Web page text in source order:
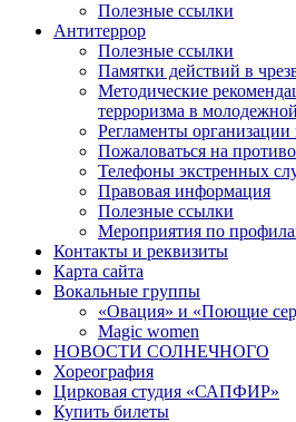
Полезные ссылки
Антитеррор
Полезные ссылки
Памятки действий в
Методические
терроризма в
Регламенты организации
Пожаловаться на
Телефоны экстренных
Правовая информация
Полезные ссылки
Мероприятия по
Контакты и реквизиты
Карта сайта
Вокальные группы
«Овация» и «Поющие
Magic women
НОВОСТИ СОЛНЕЧНОГО
Хореография
Цирковая студия «САПФИР»
Купить билеты